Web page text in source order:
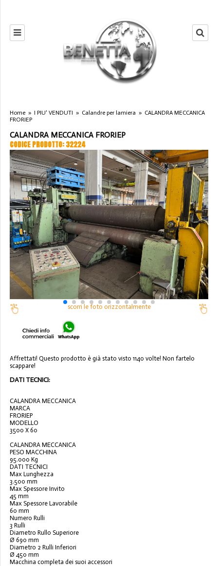
Home » I PIU' VENDUTI » Calandre per lamiera » CALANDRA MECCANICA
FRORIEP
CALANDRA MECCANICA FRORIEP
CODICE PRODOTTO: 32224
scorri le foto orizzontalmente
Affrettati! Questo prodotto è già stato visto 1140 volte! Non fartelo
scappare!
DATI TECNICI:
CALANDRA MECCANICA
MARCA
FRORIEP
MODELLO
3500 X 60
CALANDRA MECCANICA
PESO MACCHINA
95.000 Kg
DATI TECNICI
Max Lunghezza
3.500 mm
Max Spessore Invito
45 mm
Max Spessore Lavorabile
60 mm
Numero Rulli
3 Rulli
Diametro Rullo Superiore
Ø 690 mm
Diametro 2 Rulli Inferiori
Ø 450 mm
Macchina completa dei suoi accessori